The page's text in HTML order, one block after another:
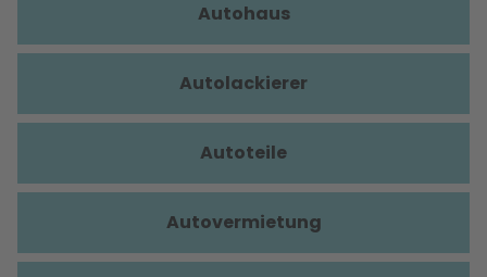
Autohaus
Autolackierer
Autoteile
Autovermietung